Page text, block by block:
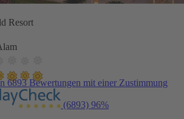
Resort
6893 Bewertungen mit einer Zustimmung
(6893) 96%